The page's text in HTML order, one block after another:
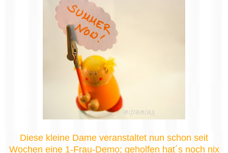
Diese kleine Dame veranstaltet nun schon seit
Wochen eine 1-Frau-Demo; geholfen hat´s noch nix